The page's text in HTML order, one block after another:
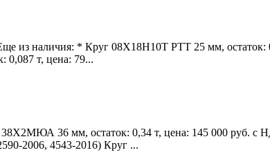
наличия: * Круг 08Х18Н10Т РТТ 25 мм, остаток:
т, цена: 79...
36 мм, остаток: 0,34 т, цена: 145 000 руб.
2006, 4543-2016) Круг ...